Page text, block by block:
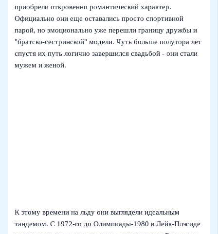
приобрели откровенно романтический характер.
Официально они еще оставались просто спортивной
парой, но эмоционально уже перешли границу дружбы и
"братско‑сестринской" модели. Чуть больше полутора лет
спустя их путь логично завершился свадьбой - они стали
мужем и женой.
К этому времени на льду они выглядели идеальным
тандемом. С 1972-го до Олимпиады-1980 в Лейк-Плэсиде